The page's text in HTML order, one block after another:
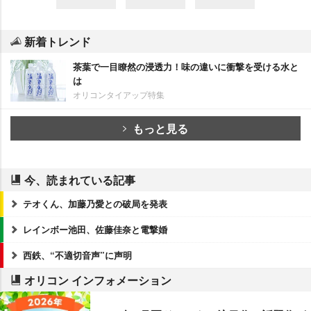
新着トレンド
茶葉で一目瞭然の浸透力！味の違いに衝撃を受ける水と
は
オリコンタイアップ特集
もっと見る
今、読まれている記事
テオくん、加藤乃愛との破局を発表
レインボー池田、佐藤佳奈と電撃婚
西鉄、“不適切音声”に声明
オリコン インフォメーション